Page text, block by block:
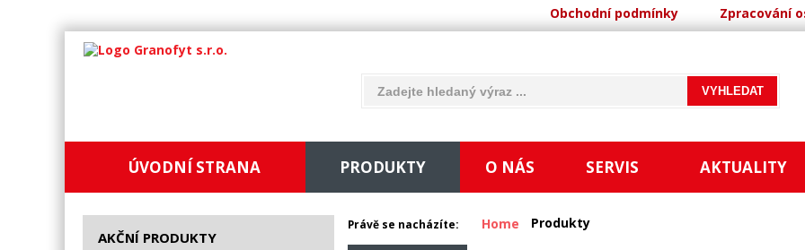
Obchodní podmínky Zpracování
ÚVODNÍ STRANA PRODUKTY O NÁS SERVIS AKTUALITY
AKČNÍ PRODUKTY
Právě se nacházíte: Home Produkty